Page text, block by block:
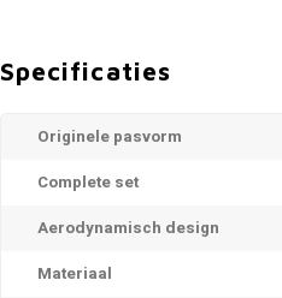
Specificaties
Originele pasvorm
Complete set
Aerodynamisch design
Materiaal